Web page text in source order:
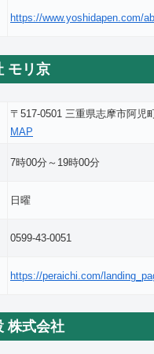
https://www.yoshidapen.com/
モリ京
〒517-0501 三重県志摩市阿児
MAP
7時00分～19時00分
日曜
0599-43-0051
https://peraichi.com/
株式会社